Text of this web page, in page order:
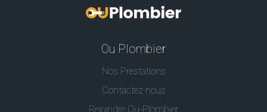
Ou Plombier
Nos Prestations
Contactez nous
Rejoindre Ou-Plombier